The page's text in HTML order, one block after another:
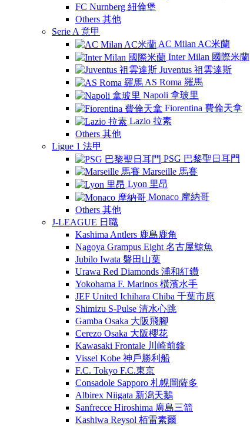
FC Nurnberg 紐倫堡
Others 其他
Serie A 意甲
AC Milan AC米蘭
Inter Milan 國際米蘭
Juventus 祖雲達斯
AS Roma 羅馬
Napoli 拿玻里
Fiorentina 費倫天拿
Lazio 拉素
Others 其他
Ligue 1 法甲
PSG 巴黎聖日耳門
Marseille 馬賽
Lyon 里昂
Monaco 摩納哥
Others 其他
J-LEAGUE 日職
Kashima Antlers 鹿島鹿角
Nagoya Grampus Eight 名古屋鯨魚
Jubilo Iwata 磐田山葉
Urawa Red Diamonds 浦和紅鑽
Yokohama F. Marinos 橫濱水手
JEF United Ichihara Chiba 千葉市原
Shimizu S-Pulse 清水心跳
Gamba Osaka 大阪飛腳
Cerezo Osaka 大阪櫻花
Kawasaki Frontale 川崎前鋒
Vissel Kobe 神戶勝利船
F.C. Tokyo F.C.東京
Consadole Sapporo 札幌岡薩多
Albirex Niigata 新潟天鵝
Sanfrecce Hiroshima 廣島三箭
Kashiwa Reysol 栢雷素爾